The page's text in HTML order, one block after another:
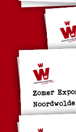
Zomer
Noordwolde